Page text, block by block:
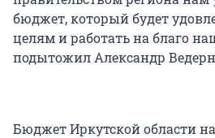
бюджет, который будет
целям и работать на благо
подытожил Александр
Бюджет Иркутской области